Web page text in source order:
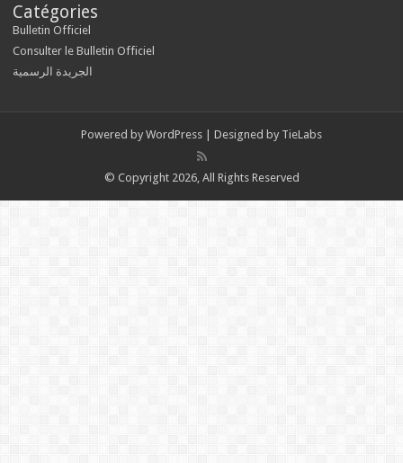
Catégories
Bulletin Officiel
Consulter le Bulletin Officiel
الجريدة الرسمية
Powered by WordPress | Designed by TieLabs
© Copyright 2026, All Rights Reserved